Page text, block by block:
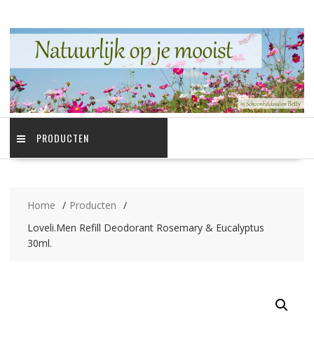
de
PRODUCTEN
Home
Producten
Loveli.Men Refill Deodorant Rosemary & Eucalyptus
30ml.